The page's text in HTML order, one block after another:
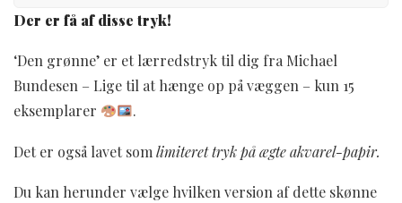
Der er få af disse tryk!
‘Den grønne’ er et lærredstryk til dig fra Michael
Bundesen – Lige til at hænge op på væggen – kun 15
eksemplarer
.
Det er også lavet som limiteret tryk på ægte akvarel-papir.
Du kan herunder vælge hvilken version af dette skønne